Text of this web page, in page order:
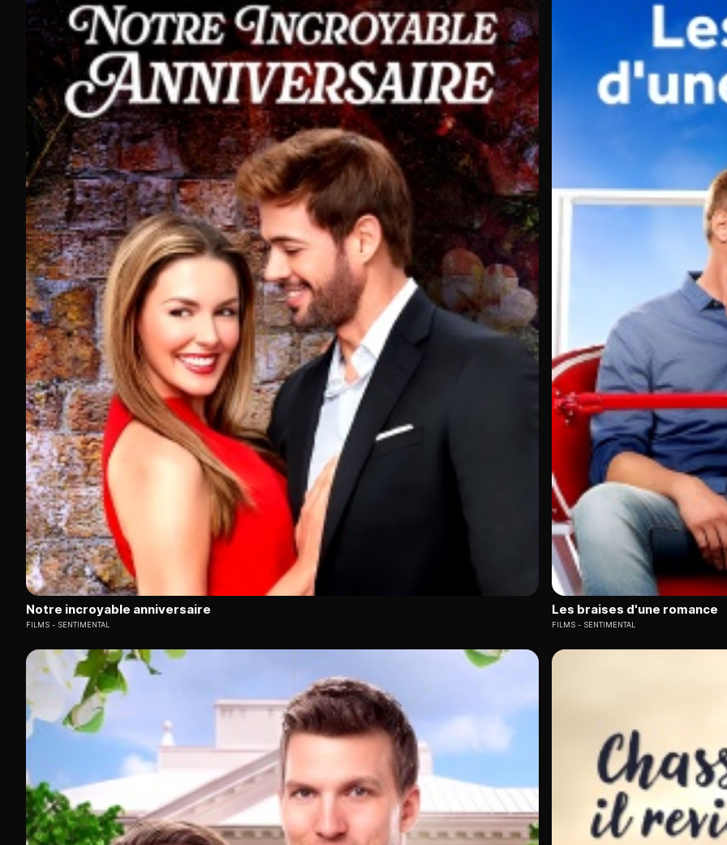
Notre incroyable anniversaire
FILMS SENTIMENTAL
Les braises d'une romance
FILMS SENTIMENTAL